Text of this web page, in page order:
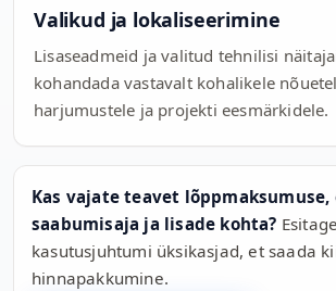
Valikud ja lokaliseerimine
Lisaseadmeid ja valitud tehnilisi
kohandada vastavalt kohalikele
harjumustele ja projekti eesmärkidele.
Kas vajate teavet lõppmaksumuse,
saabumisaja ja lisade kohta?
kasutusjuhtumi üksikasjad, et saada
hinnapakkumine.